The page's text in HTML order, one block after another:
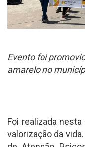
Evento foi
amarelo no
Foi realizada
valorização da